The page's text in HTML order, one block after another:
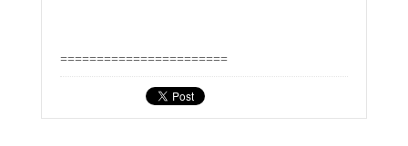
=======================